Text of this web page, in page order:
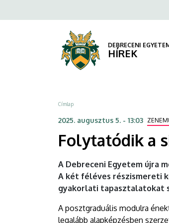
sikertörténet
DEBRECENI
EGYETEM
a
DEBRECENI
HÍREK
Morzsa
Címlap
2025. augusztus 5. - 13:03
Folytatódik a
A Debreceni Egyetem újra
A két féléves részismereti
gyakorlati tapasztalatokat
A posztgraduális modulra
legalább alapképzésben